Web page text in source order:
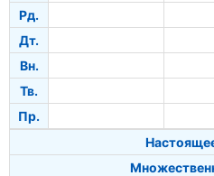
Рд.
Дт.
Вн.
Тв.
Пр.